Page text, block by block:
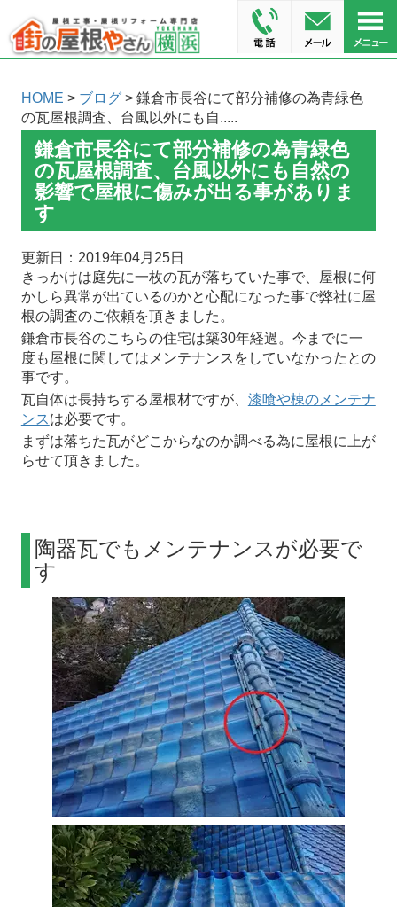
HOME > ブログ> 鎌倉市長谷にて部分補修の為青緑色
の瓦屋根調査、台風以外にも自.....
鎌倉市長谷にて部分補修の為青緑色
の瓦屋根調査、台風以外にも自然の
影響で屋根に傷みが出る事がありま
す
更新日：2019年04月25日
きっかけは庭先に一枚の瓦が落ちていた事で、屋根に何
かしら異常が出ているのかと心配になった事で弊社に屋
根の調査のご依頼を頂きました。
鎌倉市長谷のこちらの住宅は築30年経過。今までに一
度も屋根に関してはメンテナンスをしていなかったとの
事です。
瓦自体は長持ちする屋根材ですが、 漆喰や棟のメンテナ
ンスは必要です。
まずは落ちた瓦がどこからなのか調べる為に屋根に上が
らせて頂きました。
陶器瓦でもメンテナンスが必要で
す